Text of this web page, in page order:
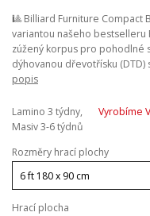
🎱 Billiard Furniture Compact
variantou našeho bestselleru
zúžený korpus pro pohodlné
dýhovanou dřevotřísku (DTD)
popis
Lamino 3 týdny,
Masiv 3-6 týdnů
Vyrobíme
Rozměry hrací plochy
Hrací plocha